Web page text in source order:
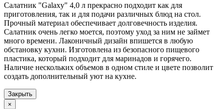
Салатник "Galaxy" 4,0 л прекрасно подходит как для
приготовления, так и для подачи различных блюд на стол.
Прочный материал обеспечивает долговечность изделия.
Салатник очень легко моется, поэтому уход за ним не займет
много времени. Лаконичный дизайн впишется в любую
обстановку кухни. Изготовлена из безопасного пищевого
пластика, который подходит для маринадов и горячего.
Наличие нескольких объемов в одном стиле и цвете позволит
создать дополнительный уют на кухне.
Закрыть
×